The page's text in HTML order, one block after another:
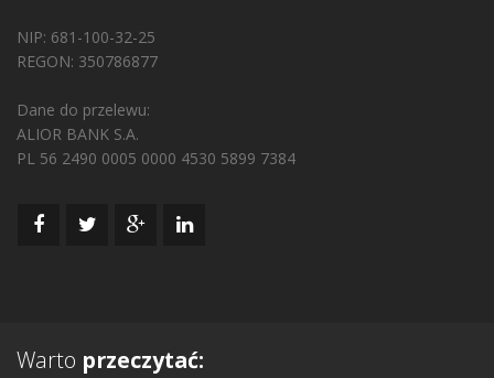
NIP: 681-100-32-25
REGON: 350786877
Dane do przelewu:
ALIOR BANK S.A.
PL 56 2490 0005 0000 4530 5899 7384
Warto przeczytać: